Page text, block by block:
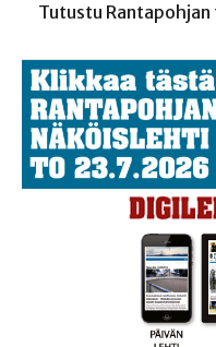
Tutustu